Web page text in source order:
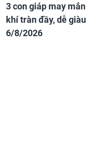
3 con giáp may
khí tràn đầy, dễ
6/8/2026